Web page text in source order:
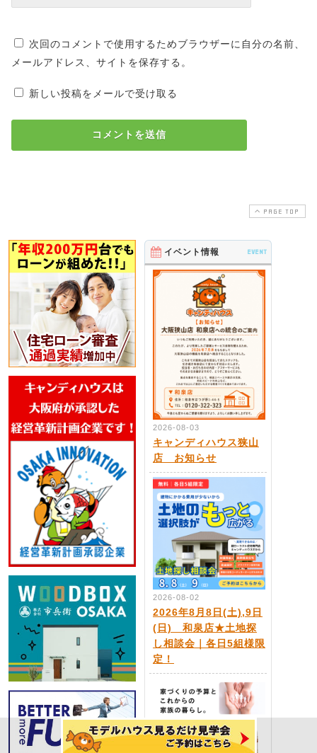
次回のコメントで使用するためブラウザーに自分の名前、
メールアドレス、サイトを保存する。
新しい投稿をメールで受け取る
PAGE TOP
イベント情報 EVENT
2026-08-03
キャンディハウス狭山
店 お知らせ
2026-08-02
2026年8月8日(土),9日
(日) 和泉店★土地探
し相談会｜各日5組様限
定！